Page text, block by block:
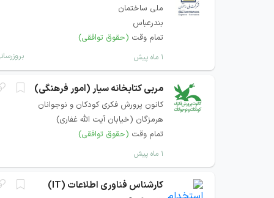
ملی ساختمان
بندرعباس
تمام وقت (حقوق توافقی)
۱ ماه پیش
مربی کتابخانه سیار (امور فرهنگی)
کانون پرورش فکری کودکان و نوجوانان
هرمزگان (خیابان آیت الله غفاری)
تمام وقت (حقوق توافقی)
۱ ماه پیش
کارشناس فناوری اطلاعات (IT)